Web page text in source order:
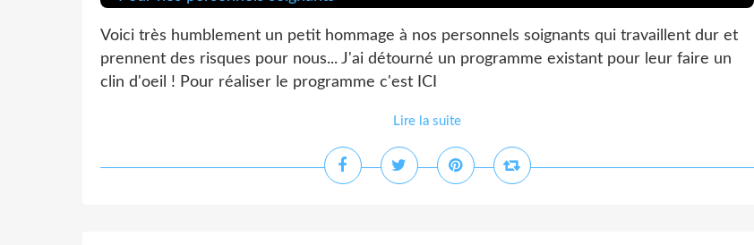
Voici très humblement un petit hommage à nos personnels soignants qui travaillent dur et
prennent des risques pour nous... J'ai détourné un programme existant pour leur faire un
clin d'oeil ! Pour réaliser le programme c'est ICI
Lire la suite